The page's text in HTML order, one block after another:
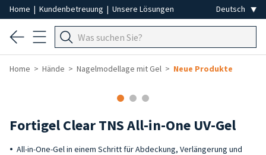
Home | Kundenbetreuung | Unsere Lösungen
Home Hände Nagelmodellage mit Gel Neue Produkte
Fortigel Clear TNS All-in-One UV-Gel
All-in-One-Gel in einem Schritt für Abdeckung, Verlängerung und